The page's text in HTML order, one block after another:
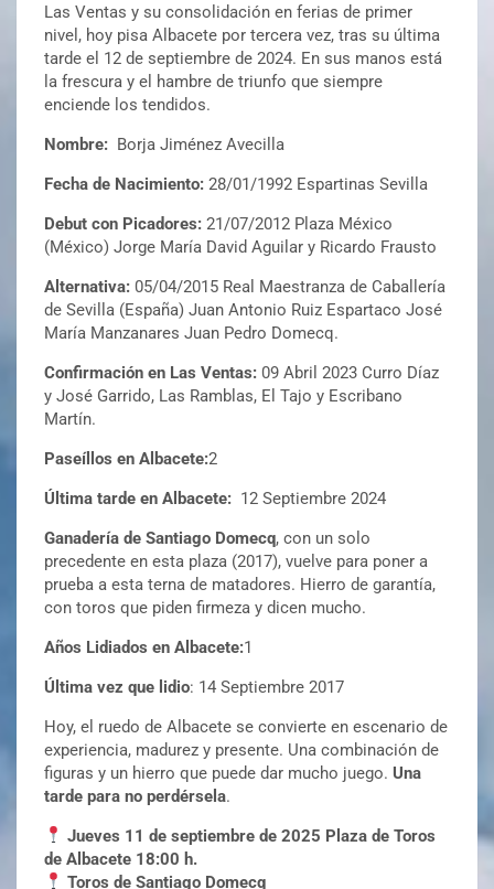
Las Ventas y su consolidación en ferias de primer
nivel, hoy pisa Albacete por tercera vez, tras su última
tarde el 12 de septiembre de 2024. En sus manos está
la frescura y el hambre de triunfo que siempre
enciende los tendidos.
Nombre: Borja Jiménez Avecilla
Fecha de Nacimiento: 28/01/1992 Espartinas Sevilla
Debut con Picadores: 21/07/2012 Plaza México
(México) Jorge María David Aguilar y Ricardo Frausto
Alternativa: 05/04/2015 Real Maestranza de Caballería
de Sevilla (España) Juan Antonio Ruiz Espartaco José
María Manzanares Juan Pedro Domecq.
Confirmación en Las Ventas: 09 Abril 2023 Curro Díaz
y José Garrido, Las Ramblas, El Tajo y Escribano
Martín.
Paseíllos en Albacete:2
Última tarde en Albacete: 12 Septiembre 2024
Ganadería de Santiago Domecq, con un solo
precedente en esta plaza (2017), vuelve para poner a
prueba a esta terna de matadores. Hierro de garantía,
con toros que piden firmeza y dicen mucho.
Años Lidiados en Albacete:1
Última vez que lidio: 14 Septiembre 2017
Hoy, el ruedo de Albacete se convierte en escenario de
experiencia, madurez y presente. Una combinación de
figuras y un hierro que puede dar mucho juego. Una
tarde para no perdérsela.
Jueves 11 de septiembre de 2025 Plaza de Toros
de Albacete 18:00 h.
Toros de Santiago Domecq